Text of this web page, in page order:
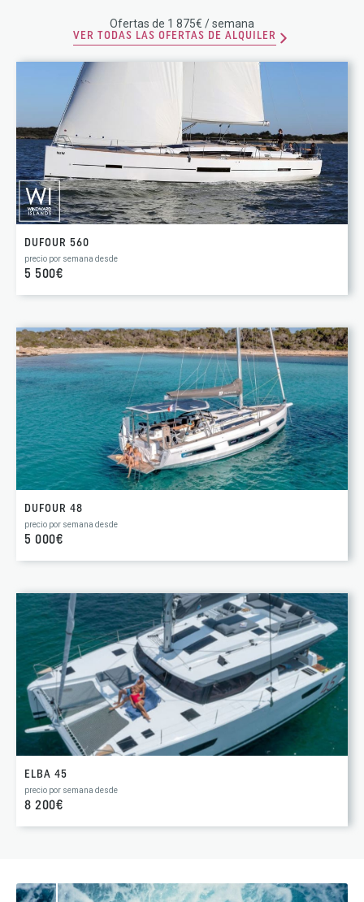
Ofertas de 1 875€ / semana
VER TODAS LAS OFERTAS DE ALQUILER
DUFOUR 560
precio por semana desde
5 500€
DUFOUR 48
precio por semana desde
5 000€
ELBA 45
precio por semana desde
8 200€